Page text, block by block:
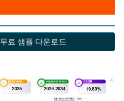
무료 샘플 다운로드